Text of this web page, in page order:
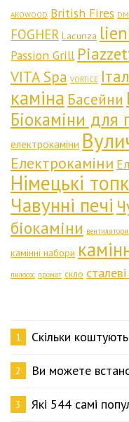
AKOWOOD British Fires
FOGHER Lacunza
Passion Grill
VITA Spa VORTICE
каміна Басейни
Біокаміни для
електрокаміни
Електрокаміни
Німецькі
Чавунні печі
біокаміни
камінні набори
пилосос промат скло сталеві
1 Скільки
2 Ви можете
3 Які 544 самі